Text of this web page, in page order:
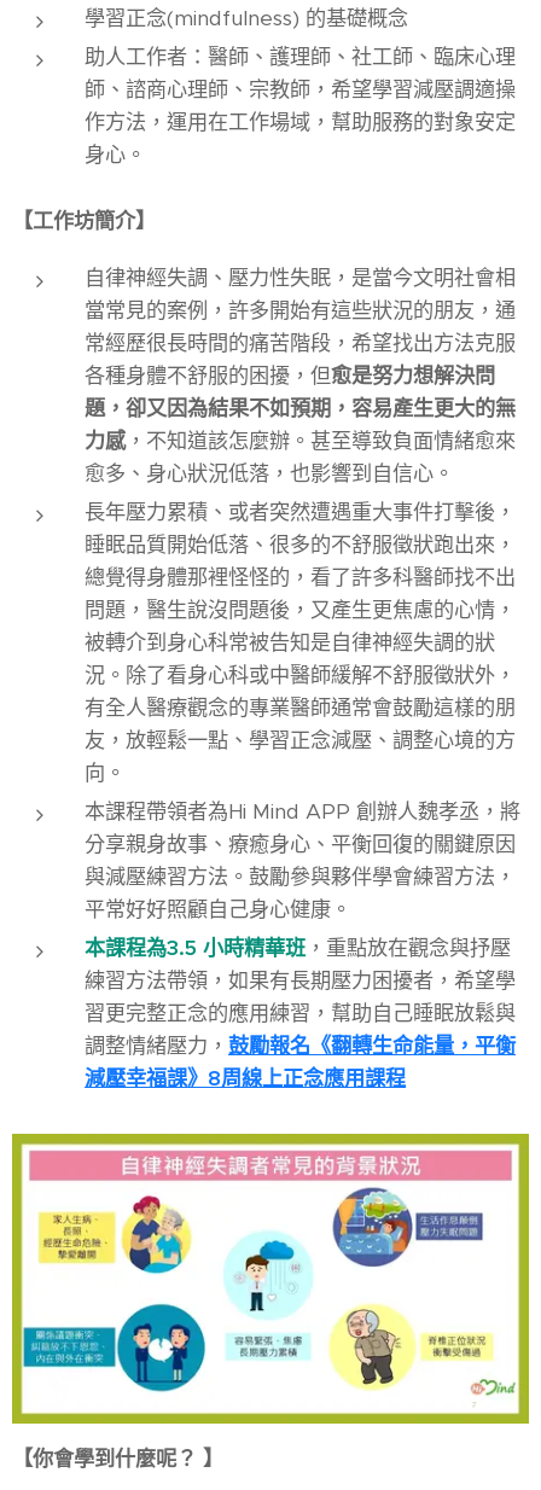
學習正念(mindfulness) 的基礎概念
助人工作者：醫師、護理師、社工師、臨床心理
師、諮商心理師、宗教師，希望學習減壓調適操
作方法，運用在工作場域，幫助服務的對象安定
身心。
【工作坊簡介】
自律神經失調、壓力性失眠，是當今文明社會相
當常見的案例，許多開始有這些狀況的朋友，通
常經歷很長時間的痛苦階段，希望找出方法克服
各種身體不舒服的困擾，但愈是努力想解決問
題，卻又因為結果不如預期，容易產生更大的無
力感，不知道該怎麼辦。甚至導致負面情緒愈來
愈多、身心狀況低落，也影響到自信心。
長年壓力累積、或者突然遭遇重大事件打擊後，
睡眠品質開始低落、很多的不舒服徵狀跑出來，
總覺得身體那裡怪怪的，看了許多科醫師找不出
問題，醫生說沒問題後，又產生更焦慮的心情，
被轉介到身心科常被告知是自律神經失調的狀
況。除了看身心科或中醫師緩解不舒服徵狀外，
有全人醫療觀念的專業醫師通常會鼓勵這樣的朋
友，放輕鬆一點、學習正念減壓、調整心境的方
向。
本課程帶領者為Hi Mind APP 創辦人魏孝丞，將
分享親身故事、療癒身心、平衡回復的關鍵原因
與減壓練習方法。鼓勵參與夥伴學會練習方法，
平常好好照顧自己身心健康。
本課程為3.5 小時精華班 ，重點放在觀念與抒壓
練習方法帶領，如果有長期壓力困擾者，希望學
習更完整正念的應用練習，幫助自己睡眠放鬆與
調整情緒壓力， 鼓勵報名《翻轉生命能量，平衡
減壓幸福課》8周線上正念應用課程
【你會學到什麼呢？ 】